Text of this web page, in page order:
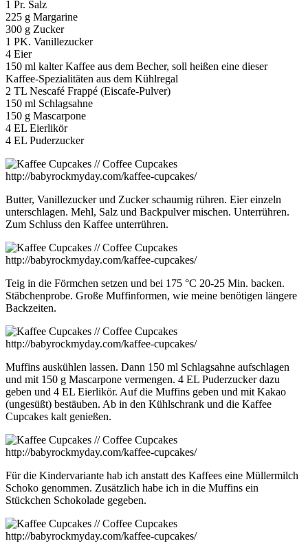
1 Pr. Salz
225 g Margarine
300 g Zucker
1 PK. Vanillezucker
4 Eier
150 ml kalter Kaffee aus dem Becher, soll heißen eine dieser
Kaffee-Spezialitäten aus dem Kühlregal
2 TL Nescafé Frappé (Eiscafe-Pulver)
150 ml Schlagsahne
150 g Mascarpone
4 EL Eierlikör
4 EL Puderzucker
Butter, Vanillezucker und Zucker schaumig rühren. Eier einzeln
unterschlagen. Mehl, Salz und Backpulver mischen. Unterrühren.
Zum Schluss den Kaffee unterrühren.
Teig in die Förmchen setzen und bei 175 °C 20-25 Min. backen.
Stäbchenprobe. Große Muffinformen, wie meine benötigen längere
Backzeiten.
Muffins auskühlen lassen. Dann 150 ml Schlagsahne aufschlagen
und mit 150 g Mascarpone vermengen. 4 EL Puderzucker dazu
geben und 4 EL Eierlikör. Auf die Muffins geben und mit Kakao
(ungesüßt) bestäuben. Ab in den Kühlschrank und die Kaffee
Cupcakes kalt genießen.
Für die Kindervariante hab ich anstatt des Kaffees eine Müllermilch
Schoko genommen. Zusätzlich habe ich in die Muffins ein
Stückchen Schokolade gegeben.